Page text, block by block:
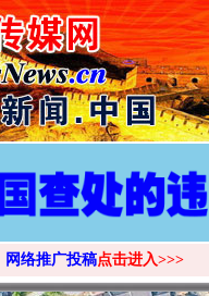
网络推广投稿点击进入>>>